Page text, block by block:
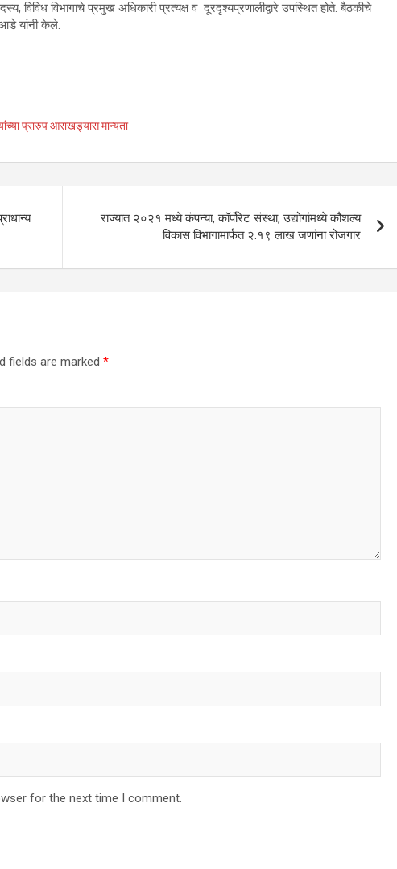
विविध विभागाचे प्रमुख अधिकारी प्रत्यक्ष व दूरदृश्यप्रणालीद्वारे उपस्थित होते. बैठकीचे
यांनी केले.
प्रारुप आराखड्यास मान्यता
राज्यात २०२१ मध्ये कंपन्या, कॉर्पोरेट संस्था, उद्योगांमध्ये कौशल्य
विकास विभागामार्फत २.१९ लाख जणांना रोजगार
fields are marked *
for the next time I comment.